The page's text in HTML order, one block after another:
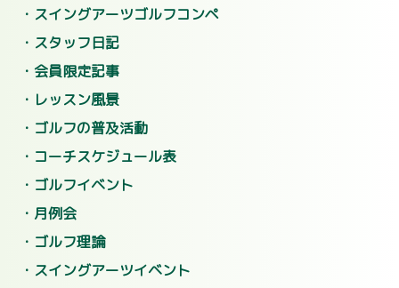
スイングアーツゴルフコンペ
スタッフ日記
会員限定記事
レッスン風景
ゴルフの普及活動
コーチスケジュール表
ゴルフイベント
月例会
ゴルフ理論
スイングアーツイベント